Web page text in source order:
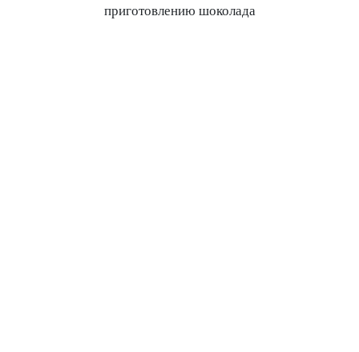
приготовлению шоколада